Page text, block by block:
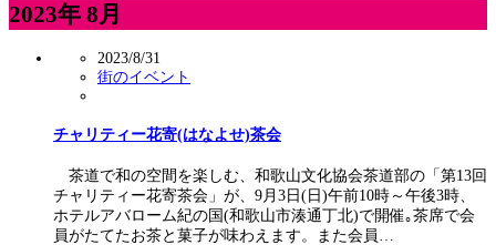
2023年 8月
2023/8/31
街のイベント
チャリティー花寄(はなよせ)茶会
茶道で和の空間を楽しむ、和歌山文化協会茶道部の「第13回
チャリティー花寄茶会」が、9月3日(日)午前10時～午後3時、
ホテルアバローム紀の国(和歌山市湊通丁北)で開催｡茶席で会
員がたてたお茶と菓子が味わえます。また会員…